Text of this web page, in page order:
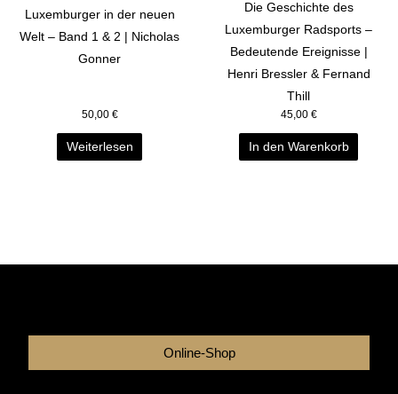
Luxemburger in der neuen
Welt – Band 1 & 2 | Nicholas
Gonner
50,00 €
Weiterlesen
Die Geschichte des
Luxemburger Radsports –
Bedeutende Ereignisse |
Henri Bressler & Fernand
Thill
45,00 €
In den Warenkorb
Online-Shop